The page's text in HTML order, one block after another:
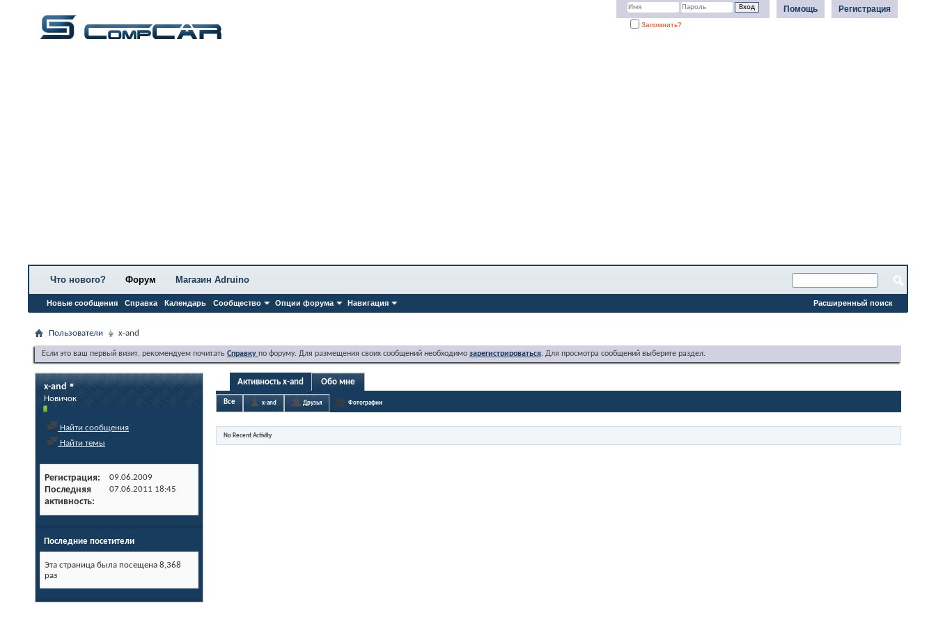
Регистрация
Помощь
Запомнить?
Что нового? Форум
Новые сообщения Справка Календарь Сообщество Опции форума Навигация
Магазин Adruino
Расширенный поиск
Пользователи x-and
Если это ваш первый визит, рекомендуем почитать Справку по форуму. Для размещения своих сообщений необходимо зарегистрироваться. Для просмотра сообщений выберите раздел.
x-and
Новичок
Найти сообщения
Найти темы
Регистрация 09.06.2009
Последняя
активность
07.06.2011 18:45
Последние посетители
Эта страница была посещена 8,368
раз
Активность x-and Обо мне
Все x-and Друзья Фотографии
No Recent Activity